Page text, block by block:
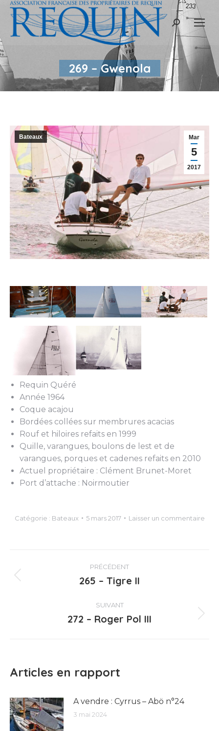
Recherche
269 – Gwenola
Mar
5
2017
Bateaux
Requin Quéré
Année 1964
Coque acajou
Bordées collées sur membrures acacias
Rouf et hiloires refaits en 1999
Quille, varangues, boulons de lest et de
varangues, porques et cadenes refaits en 2010
Actuel propriétaire : Clément Brunet-Moret
Port d’attache : Noirmoutier
Catégorie : Bateaux 5 mars 2017 Laisser un commentaire
Navigation
article
PRÉCÉDENT
Article
:
265 – Tigre II
SUIVANT
Article
272 – Roger Pol III
Articles en rapport
A vendre : Cyrrus – Abö n°24
3 mai 2024